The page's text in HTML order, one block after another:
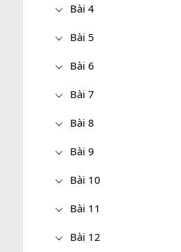
Bài 4
Bài 5
Bài 6
Bài 7
Bài 8
Bài 9
Bài 10
Bài 11
Bài 12